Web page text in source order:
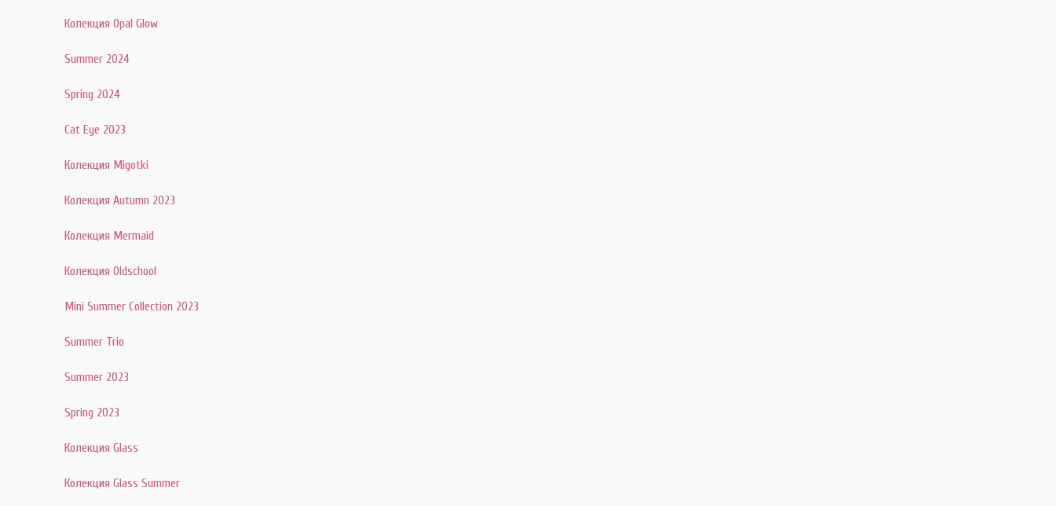
Колекция Opal Glow
Summer 2024
Spring 2024
Cat Eye 2023
Колекция Migotki
Колекция Autumn 2023
Колекция Mermaid
Колекция Oldschool
Mini Summer Collection 2023
Summer Trio
Summer 2023
Spring 2023
Колекция Glass
Колекция Glass Summer